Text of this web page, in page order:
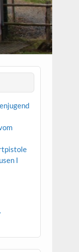
I